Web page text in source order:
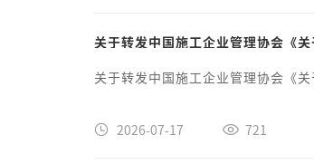
关于转发中国施工企业管理协会《
关于转发中国施工企业管理协会《
2026-07-17 721